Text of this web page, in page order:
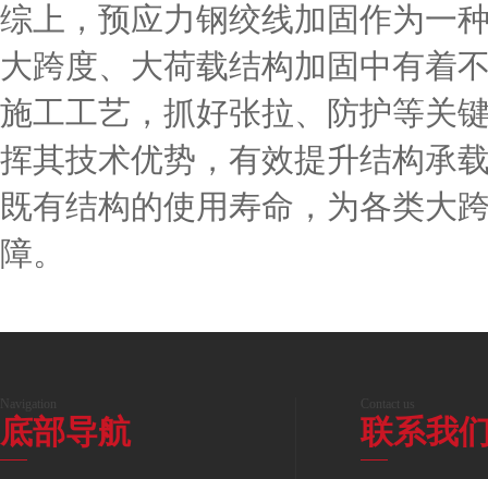
综上，预应力钢绞线加固作为一
大跨度、大荷载结构加固中有着
施工工艺，抓好张拉、防护等关
挥其技术优势，有效提升结构承
既有结构的使用寿命，为各类大
障。
底部导航 联系我